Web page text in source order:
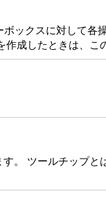
ックスに対して
成したときは、こ
。 ツールチップ